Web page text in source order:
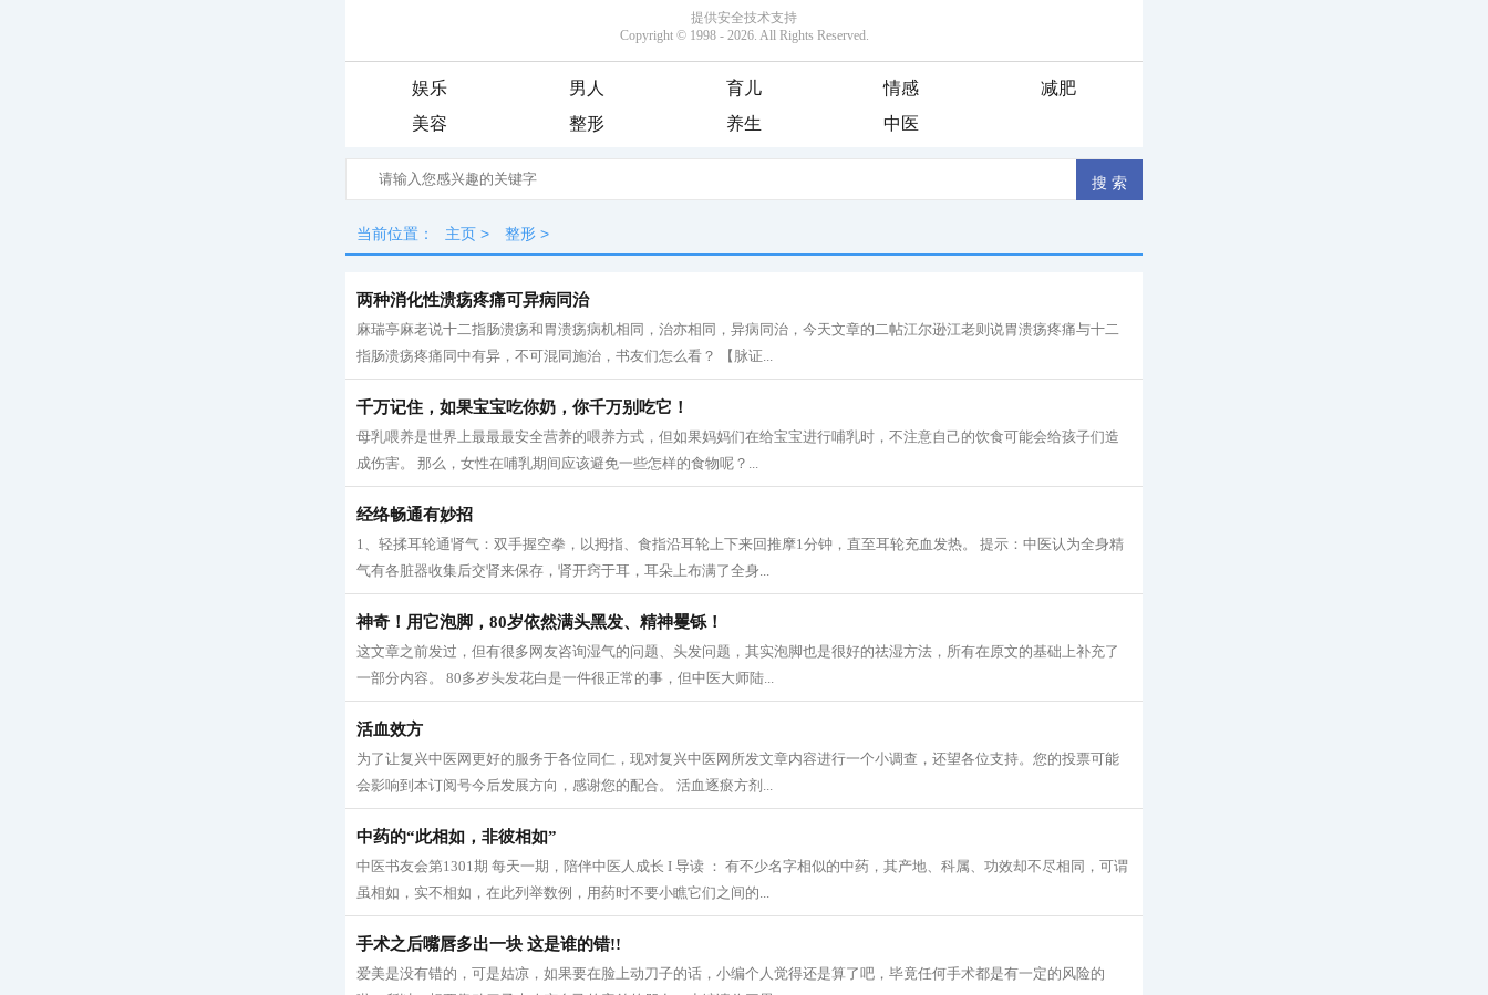
娱乐 男人 育儿 情感
减肥
美容
整形 养生 中医
当前位置： 主页 > 整形 >
两种消化性溃疡疼痛可异病同治
麻瑞亭麻老说十二指肠溃疡和胃溃疡病机相同，治亦相同，异病同治，今天文章的二帖江尔逊江老则说胃溃疡疼痛与十二
指肠溃疡疼痛同中有异，不可混同施治，书友们怎么看？ 【脉证...
千万记住，如果宝宝吃你奶，你千万别吃它！
母乳喂养是世界上最最最安全营养的喂养方式，但如果妈妈们在给宝宝进行哺乳时，不注意自己的饮食可能会给孩子们造
成伤害。 那么，女性在哺乳期间应该避免一些怎样的食物呢？...
经络畅通有妙招
1、轻揉耳轮通肾气：双手握空拳，以拇指、食指沿耳轮上下来回推摩1分钟，直至耳轮充血发热。 提示：中医认为全身精
气有各脏器收集后交肾来保存，肾开窍于耳，耳朵上布满了全身...
神奇！用它泡脚，80岁依然满头黑发、精神矍铄！
这文章之前发过，但有很多网友咨询湿气的问题、头发问题，其实泡脚也是很好的祛湿方法，所有在原文的基础上补充了
一部分内容。 80多岁头发花白是一件很正常的事，但中医大师陆...
活血效方
为了让复兴中医网更好的服务于各位同仁，现对复兴中医网所发文章内容进行一个小调查，还望各位支持。您的投票可能
会影响到本订阅号今后发展方向，感谢您的配合。 活血逐瘀方剂...
中药的“此相如，非彼相如”
中医书友会第1301期 每天一期，陪伴中医人成长 I 导读 ： 有不少名字相似的中药，其产地、科属、功效却不尽相同，可谓
虽相如，实不相如，在此列举数例，用药时不要小瞧它们之间的...
手术之后嘴唇多出一块 这是谁的错!!
爱美是没有错的，可是姑凉，如果要在脸上动刀子的话，小编个人觉得还是算了吧，毕竟任何手术都是有一定的风险的